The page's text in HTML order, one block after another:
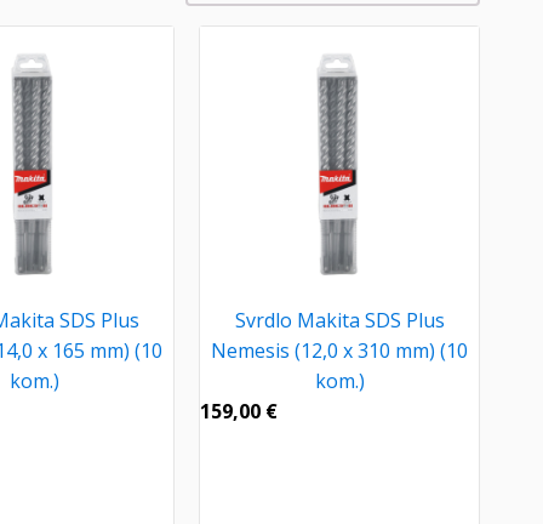
SDS Plus
x 165 mm) (10
kom.)
Svrdlo Makita SDS Plus
Nemesis (12,0 x 310 mm) (10
kom.)
159,00 €